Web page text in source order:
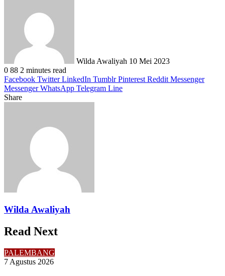
Wilda Awaliyah 10 Mei 2023
0 88 2 minutes read
Facebook Twitter LinkedIn Tumblr Pinterest Reddit Messenger
Messenger WhatsApp Telegram Line
Share
Wilda Awaliyah
Read Next
PALEMBANG
7 Agustus 2026